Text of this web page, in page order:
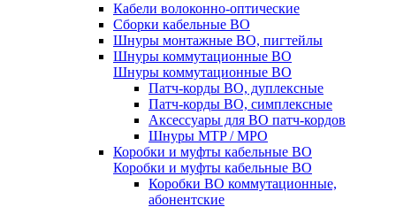
Кабели волоконно-оптические
Сборки кабельные ВО
Шнуры монтажные ВО, пигтейлы
Шнуры коммутационные ВО
Шнуры коммутационные ВО
Патч-корды ВО, дуплексные
Патч-корды ВО, симплексные
Аксессуары для ВО патч-кордов
Шнуры MTP / MPO
Коробки и муфты кабельные ВО
Коробки и муфты кабельные ВО
Коробки ВО коммутационные,
абонентские